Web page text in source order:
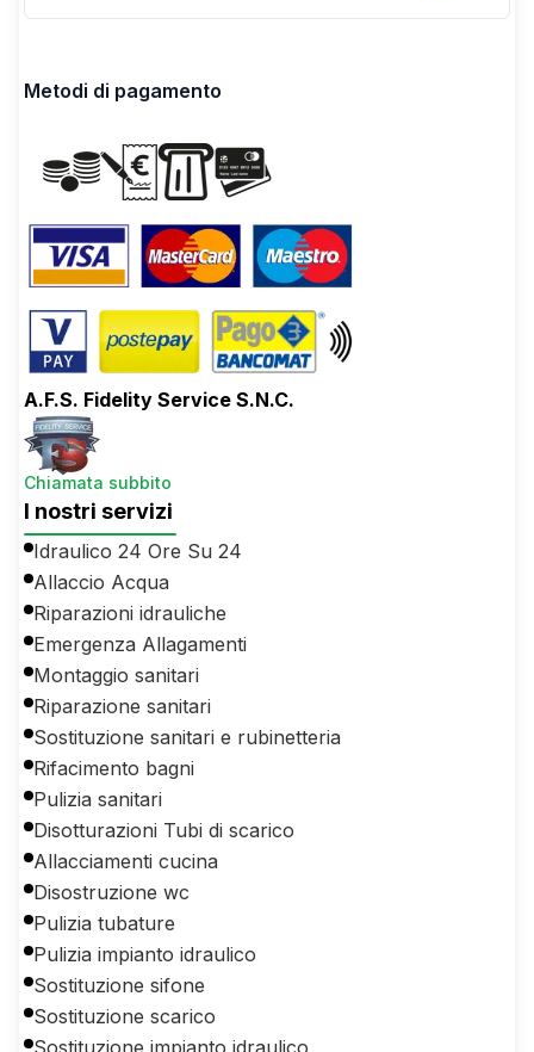
Metodi di pagamento
A.F.S. Fidelity Service S.N.C.
Chiamata subbito
I nostri servizi
Idraulico 24 Ore Su 24
Allaccio Acqua
Riparazioni idrauliche
Emergenza Allagamenti
Montaggio sanitari
Riparazione sanitari
Sostituzione sanitari e rubinetteria
Rifacimento bagni
Pulizia sanitari
Disotturazioni Tubi di scarico
Allacciamenti cucina
Disostruzione wc
Pulizia tubature
Pulizia impianto idraulico
Sostituzione sifone
Sostituzione scarico
Sostituzione impianto idraulico